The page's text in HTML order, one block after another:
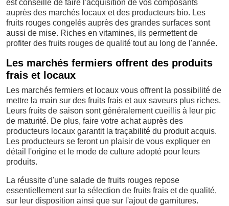
est conseillé de faire l'acquisition de vos composants
auprès des marchés locaux et des producteurs bio. Les
fruits rouges congelés auprès des grandes surfaces sont
aussi de mise. Riches en vitamines, ils permettent de
profiter des fruits rouges de qualité tout au long de l'année.
Les marchés fermiers offrent des produits
frais et locaux
Les marchés fermiers et locaux vous offrent la possibilité de
mettre la main sur des fruits frais et aux saveurs plus riches.
Leurs fruits de saison sont généralement cueillis à leur pic
de maturité. De plus, faire votre achat auprès des
producteurs locaux garantit la traçabilité du produit acquis.
Les producteurs se feront un plaisir de vous expliquer en
détail l'origine et le mode de culture adopté pour leurs
produits.
La réussite d'une salade de fruits rouges repose
essentiellement sur la sélection de fruits frais et de qualité,
sur leur disposition ainsi que sur l'ajout de garnitures.